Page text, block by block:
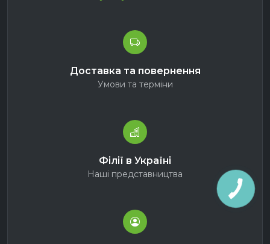
Доставка та повернення
Умови та терміни
Філії в Україні
Наші представництва